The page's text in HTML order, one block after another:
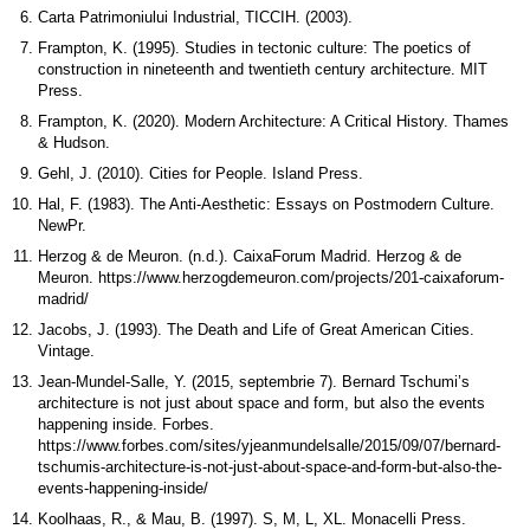
Carta Patrimoniului Industrial, TICCIH. (2003).
Frampton, K. (1995). Studies in tectonic culture: The poetics of
construction in nineteenth and twentieth century architecture. MIT
Press.
Frampton, K. (2020). Modern Architecture: A Critical History. Thames
& Hudson.
Gehl, J. (2010). Cities for People. Island Press.
Hal, F. (1983). The Anti-Aesthetic: Essays on Postmodern Culture.
NewPr.
Herzog & de Meuron. (n.d.). CaixaForum Madrid. Herzog & de
Meuron. https://www.herzogdemeuron.com/projects/201-caixaforum-
madrid/
Jacobs, J. (1993). The Death and Life of Great American Cities.
Vintage.
Jean-Mundel-Salle, Y. (2015, septembrie 7). Bernard Tschumi’s
architecture is not just about space and form, but also the events
happening inside. Forbes.
https://www.forbes.com/sites/yjeanmundelsalle/2015/09/07/bernard-
tschumis-architecture-is-not-just-about-space-and-form-but-also-the-
events-happening-inside/
Koolhaas, R., & Mau, B. (1997). S, M, L, XL. Monacelli Press.